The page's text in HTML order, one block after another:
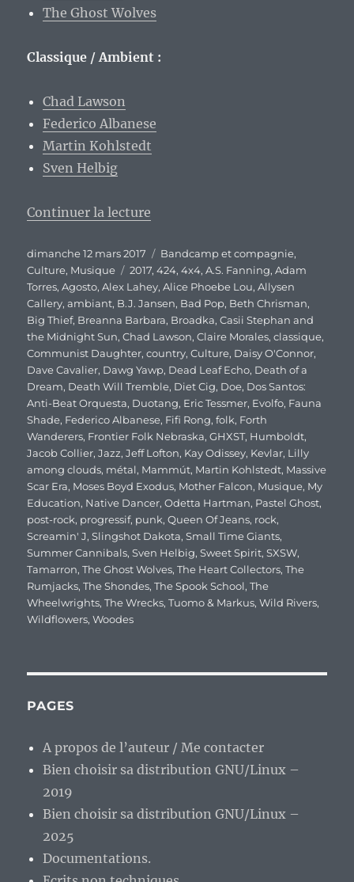
The Ghost Wolves
Classique / Ambient :
Chad Lawson
Federico Albanese
Martin Kohlstedt
Sven Helbig
Continuer la lecture
Publié
le
dimanche 12 mars 2017 Catégories
Bandcamp et compagnie,
Culture, Musique Étiquettes
2017,424,4x4,A.S. Fanning,Adam
Torres,Agosto,Alex Lahey,Alice Phoebe Lou,Allysen
Callery,ambiant, B.J. Jansen, Bad Pop, Beth Chrisman,
Big Thief, Breanna Barbara, Broadka,Casii Stephan and
the Midnight Sun,Chad Lawson,Claire Morales,classique,
Communist Daughter,country,Culture, Daisy O'Connor,
Dave Cavalier, Dawg Yawp, Dead Leaf Echo, Death of a
Dream, Death Will Tremble, Diet Cig, Doe, Dos Santos:
Anti-Beat Orquesta, Duotang, Eric Tessmer, Evolfo, Fauna
Shade, Federico Albanese, Fifi Rong,folk, Forth
Wanderers, Frontier Folk Nebraska,GHXST, Humboldt,
Jacob Collier,Jazz,Jeff Lofton, Kay Odissey, Kevlar, Lilly
among clouds, métal, Mammút, Martin Kohlstedt, Massive
Scar Era, Moses Boyd Exodus, Mother Falcon, Musique, My
Education, Native Dancer,Odetta Hartman, Pastel Ghost,
post-rock, progressif, punk,Queen Of Jeans, rock,
Screamin' J,Slingshot Dakota,Small Time Giants,
Summer Cannibals,Sven Helbig,Sweet Spirit,SXSW,
Tamarron,The Ghost Wolves,The Heart Collectors,The
Rumjacks,The Shondes,The Spook School,The
Wheelwrights,The Wrecks,Tuomo & Markus,Wild Rivers,
Wildflowers,Woodes
PAGES
A propos de l’auteur / Me contacter
Bien choisir sa distribution GNU/Linux –
2019
Bien choisir sa distribution GNU/Linux –
2025
Documentations.